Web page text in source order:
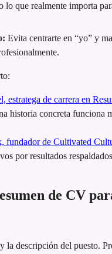
lo que realmente importa
Evita centrarte en “yo” y
estratega de carrera en
historia concreta funciona
fundador de Cultivated
por resultados
de CV
la descripción del puesto.